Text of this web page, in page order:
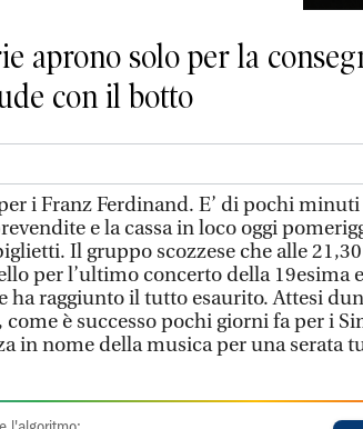
aprono solo per la
con il botto
i Franz Ferdinand. E’ di pochi
e la cassa in loco oggi
Il gruppo scozzese che alle
per l’ultimo concerto della 19esima
ha raggiunto il tutto esaurito. Attesi
è successo pochi giorni fa per i
in nome della musica per una serata